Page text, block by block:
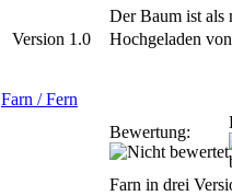
Der Baum ist als
Version 1.0
Hochgeladen
Farn / Fern
Bewertung:
Farn in drei